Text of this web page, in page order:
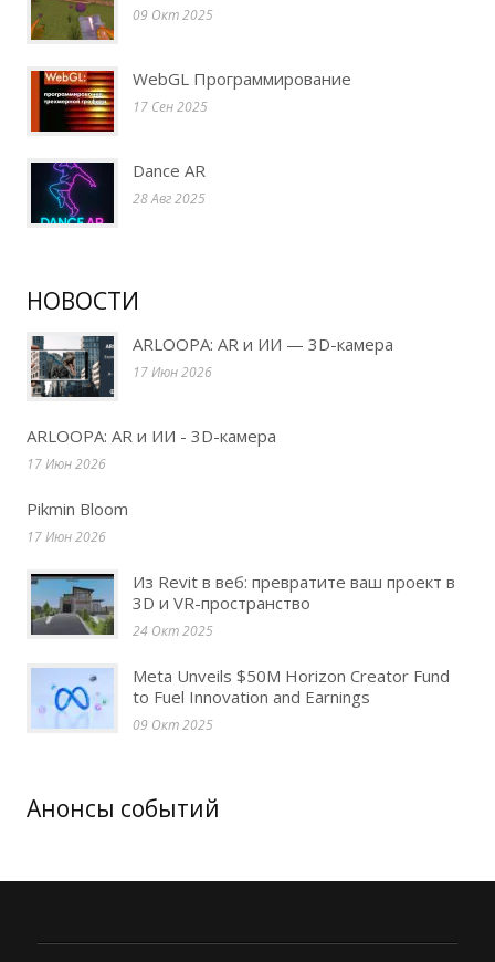
09 Окт 2025
WebGL Программирование
17 Сен 2025
Dance AR
28 Авг 2025
НОВОСТИ
ARLOOPA: AR и ИИ — 3D-камера
17 Июн 2026
ARLOOPA: AR и ИИ - 3D-камера
17 Июн 2026
Pikmin Bloom
17 Июн 2026
Из Revit в веб: превратите ваш проект в
3D и VR-пространство
24 Окт 2025
Meta Unveils $50M Horizon Creator Fund
to Fuel Innovation and Earnings
09 Окт 2025
Анонсы событий